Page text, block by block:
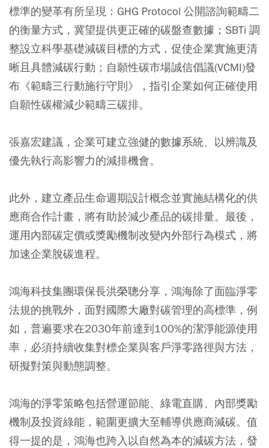
標準的變革有所呈現： GHG Protocol 公開諮詢範疇二
的衡量方式，冀望提供更正確的碳盤查數據；SBTi 調
整設立科學基礎減碳目標的方式，促使企業實施更清
晰且具體減碳行動；自願性碳市場誠信倡議(VCMI)發
布《範疇三行動施行守則》，指引企業如何正確使用
自願性碳權減少範疇三碳排。
張嘉宏建議，企業可建立強健的數據系統、以辨識及
優先執行高影響力的減排機會。
此外，建立產品生命週期設計概念並實施結構化的供
應商合作計畫，將有助於減少產品的碳排量。最後，
運用內部碳定價或獎勵機制改變內外部行為模式，將
加速企業脫碳進程。
鴻海科技集團環保長洪榮聰分享，鴻海除了面臨淨零
法規的挑戰外，面對國際大廠對碳管理的高標準，例
如，普遍要求在2030年前達到100%的潔淨能源使用
率，必須持續收集對標企業與客戶淨零路徑與方法，
研擬對策與動態調整。
鴻海的淨零策略包括營運節能、綠電直購、內部獎勵
機制及投資綠能，範圍更擴大至輔導供應商減碳。值
得一提的是，鴻海也跨入以自然為本的減碳方法，發